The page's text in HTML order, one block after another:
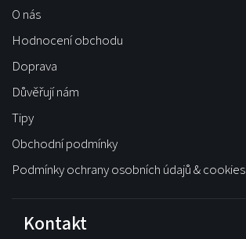
O nás
Hodnocení obchodu
Doprava
Důvěřují nám
Tipy
Obchodní podmínky
Podmínky ochrany osobních údajů & cookies
Kontakt